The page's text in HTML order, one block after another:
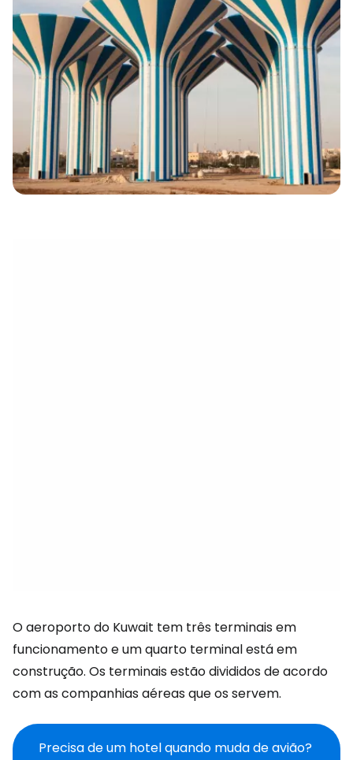
O aeroporto do Kuwait tem três terminais em
funcionamento e um quarto terminal está em
construção. Os terminais estão divididos de acordo
com as companhias aéreas que os servem.
Precisa de um hotel quando muda de avião?
eletrónico